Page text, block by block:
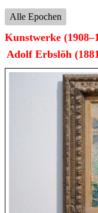
Alle Epochen
Kunstwerke
Adolf Erbslöh